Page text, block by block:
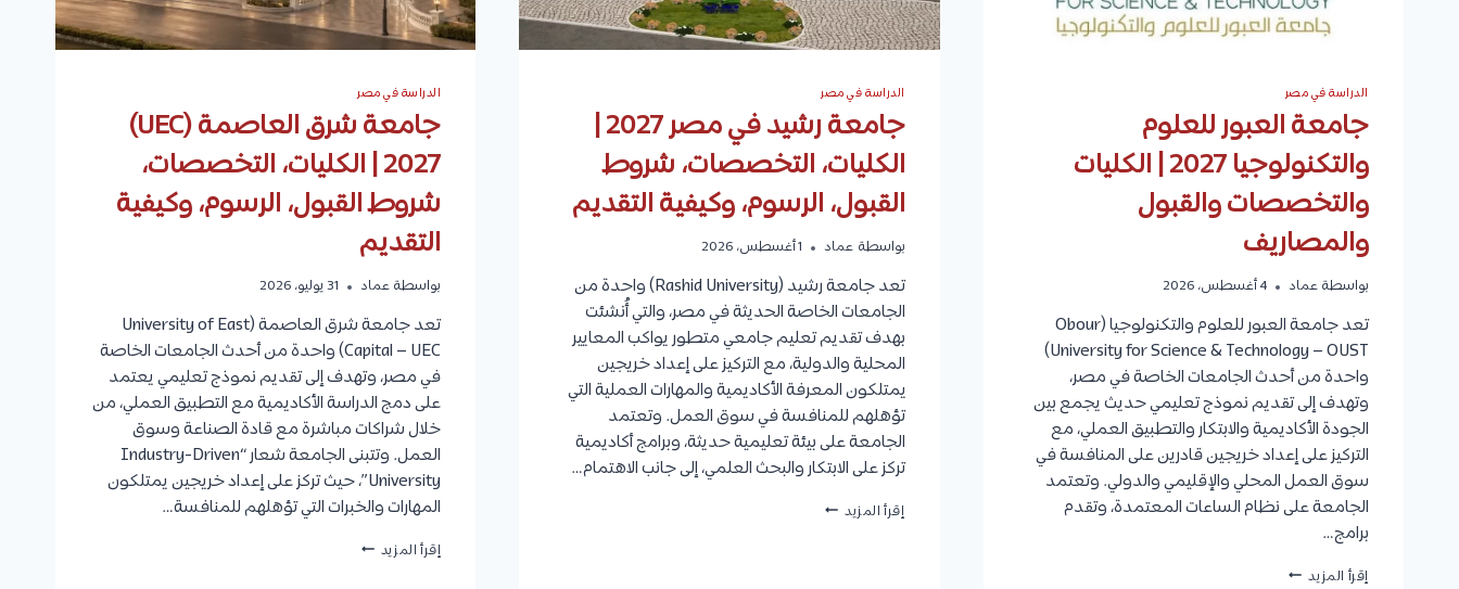
الدراسة في مصر
جامعة العبور للعلوم
والتكنولوجيا 2027 | الكليات
والتخصصات والقبول
والمصاريف
بواسطة عماد 4 أغسطس، 2026
تعد جامعة العبور للعلوم والتكنولوجيا (Obour
University for Science & Technology – OUST)
واحدة من أحدث الجامعات الخاصة في مصر،
وتهدف إلى تقديم نموذج تعليمي حديث يجمع بين
الجودة الأكاديمية والابتكار والتطبيق العملي، مع
التركيز على إعداد خريجين قادرين على المنافسة في
سوق العمل المحلي والإقليمي والدولي. وتعتمد
الجامعة على نظام الساعات المعتمدة، وتقدم
برامج…
إقرأ المزيد جامعة
الدراسة في مصر
جامعة رشيد في مصر 2027 |
الكليات، التخصصات، شروط
القبول، الرسوم، وكيفية التقديم
بواسطة عماد 1 أغسطس، 2026
تعد جامعة رشيد (Rashid University) واحدة من
الجامعات الخاصة الحديثة في مصر، والتي أُنشئت
بهدف تقديم تعليم جامعي متطور يواكب المعايير
المحلية والدولية، مع التركيز على إعداد خريجين
يمتلكون المعرفة الأكاديمية والمهارات العملية التي
تؤهلهم للمنافسة في سوق العمل. وتعتمد
الجامعة على بيئة تعليمية حديثة، وبرامج أكاديمية
تركز على الابتكار والبحث العلمي، إلى جانب الاهتمام…
إقرأ المزيد جامعة
الدراسة في مصر
جامعة شرق العاصمة (UEC)
2027 | الكليات، التخصصات،
شروط القبول، الرسوم، وكيفية
التقديم
بواسطة عماد 31 يوليو، 2026
تعد جامعة شرق العاصمة (University of East
Capital – UEC) واحدة من أحدث الجامعات الخاصة
في مصر، وتهدف إلى تقديم نموذج تعليمي يعتمد
على دمج الدراسة الأكاديمية مع التطبيق العملي، من
خلال شراكات مباشرة مع قادة الصناعة وسوق
العمل. وتتبنى الجامعة شعار “Industry-Driven
University”، حيث تركز على إعداد خريجين يمتلكون
المهارات والخبرات التي تؤهلهم للمنافسة…
إقرأ المزيد جامعة